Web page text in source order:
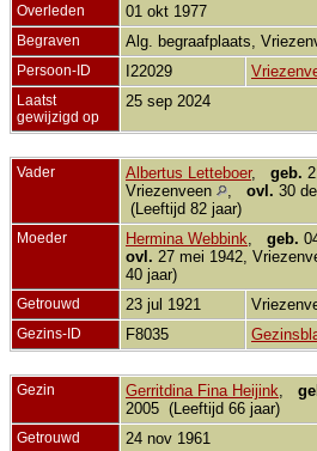
Overleden 01 okt 1977
Begraven Alg. begraafplaats,
Persoon-ID I22029
Laatst
gewijzigd op
25 sep 2024
Vader Albertus Letteboer, geb.
Vriezenveen
ovl. 30
(Leeftijd 82 jaar)
Moeder Hermina Webbink geb.
ovl. 27 mei 1942,
40 jaar)
Getrouwd 23 jul 1921
Gezins-ID F8035
Gezin Gerritdina Fina Heijink
2005 (Leeftijd 66 jaar)
Getrouwd 24 nov 1961